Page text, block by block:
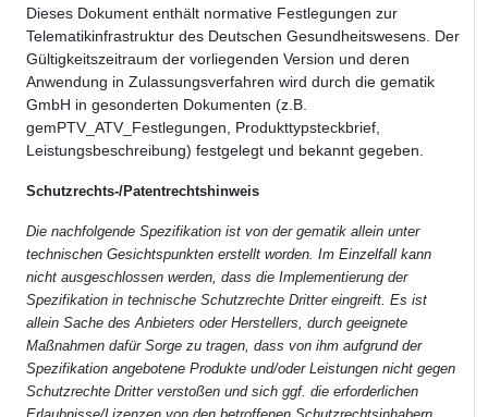
Dieses Dokument enthält normative Festlegungen zur
Telematikinfrastruktur des Deutschen Gesundheitswesens. Der
Gültigkeitszeitraum der vorliegenden Version und deren
Anwendung in Zulassungsverfahren wird durch die gematik
GmbH in gesonderten Dokumenten (z.B.
gemPTV_ATV_Festlegungen, Produkttypsteckbrief,
Leistungsbeschreibung) festgelegt und bekannt gegeben.
Schutzrechts-/Patentrechtshinweis
Die nachfolgende Spezifikation ist von der gematik allein unter
technischen Gesichtspunkten erstellt worden. Im Einzelfall kann
nicht ausgeschlossen werden, dass die Implementierung der
Spezifikation in technische Schutzrechte Dritter eingreift. Es ist
allein Sache des Anbieters oder Herstellers, durch geeignete
Maßnahmen dafür Sorge zu tragen, dass von ihm aufgrund der
Spezifikation angebotene Produkte und/oder Leistungen nicht gegen
Schutzrechte Dritter verstoßen und sich ggf. die erforderlichen